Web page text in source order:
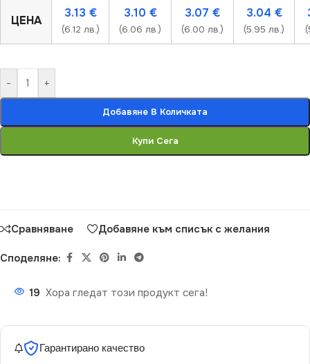
ЦЕНА
3.13 €
(6.12 лв.)
3.10 €
(6.06 лв.)
3.07 €
(6.00 лв.)
3.04 €
(5.95 лв.)
- +
Добавяне В Количката
Купи Сега
Сравняване Добавяне към списък с желания
Споделяне:
19 Хора гледат този продукт сега!
Гарантирано качество